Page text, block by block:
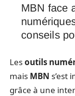
MBN face
conseils
Lesoutils
mais MBN s’est
grâce à une